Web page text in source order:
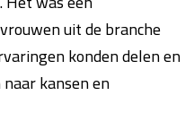
uit de branche
konden delen en
kansen en